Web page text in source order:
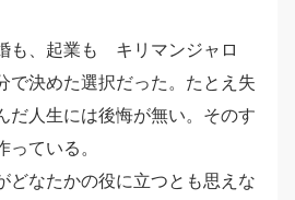
も、起業も キリマンジャロ
決めた選択だった。たとえ失
だ人生には後悔が無い。そのす
ている。
なたかの役に立つとも思えな